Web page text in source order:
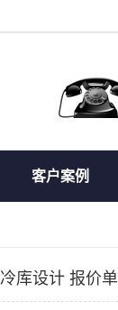
客户案例
库设计 报价单